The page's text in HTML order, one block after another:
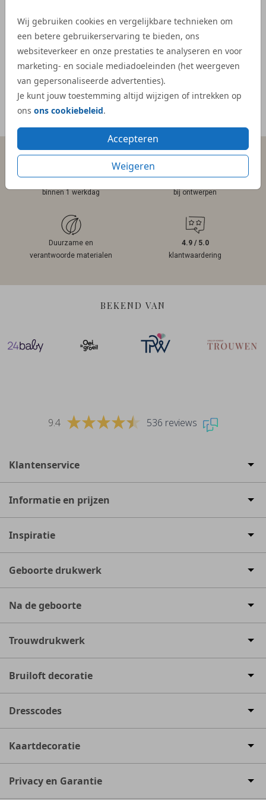
Wij gebruiken cookies en vergelijkbare technieken om
een betere gebruikerservaring te bieden, ons
websiteverkeer en onze prestaties te analyseren en voor
marketing- en sociale mediadoeleinden (het weergeven
van gepersonaliseerde advertenties).
Je kunt jouw toestemming altijd wijzigen of intrekken op
ons ons cookiebeleid.
Accepteren
Weigeren
- Kelly
Persoonlijk contact
binnen 1 werkdag
Gratis hulp
bij ontwerpen
Duurzame en
verantwoorde materialen
4.9 / 5.0
klantwaardering
BEKEND VAN
9.4 536 reviews
Klantenservice
Informatie en prijzen
Inspiratie
Geboorte drukwerk
Na de geboorte
Trouwdrukwerk
Bruiloft decoratie
Dresscodes
Kaartdecoratie
Privacy en Garantie